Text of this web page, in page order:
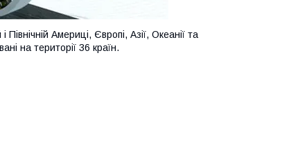
Америці, Європі, Азії, Океанії та
на території 36 країн.